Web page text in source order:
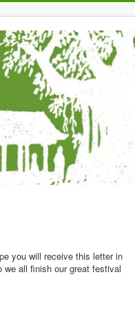
you will receive this letter in
we all finish our great festival